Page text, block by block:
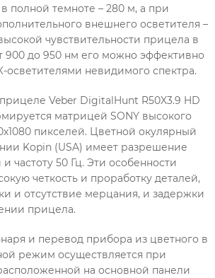
полной темноте – 280 м, а при
внешнего осветителя –
чувствительности прицела в
900 до 950 нм его можно эффективно
осветителями невидимого спектра.
Veber DigitalHunt R50X3.9 HD
матрицей SONY высокого
пикселей. Цветной окулярный
Kopin (USA) имеет разрешение
частоту 50 Гц. Эти особенности
четкость и проработку деталей,
и отсутствие мерцания, и задержки
прицела.
и перевод прибора из цветного в
режим осуществляется при
на основной панели